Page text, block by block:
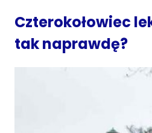
Czterokołowiec
tak naprawdę?